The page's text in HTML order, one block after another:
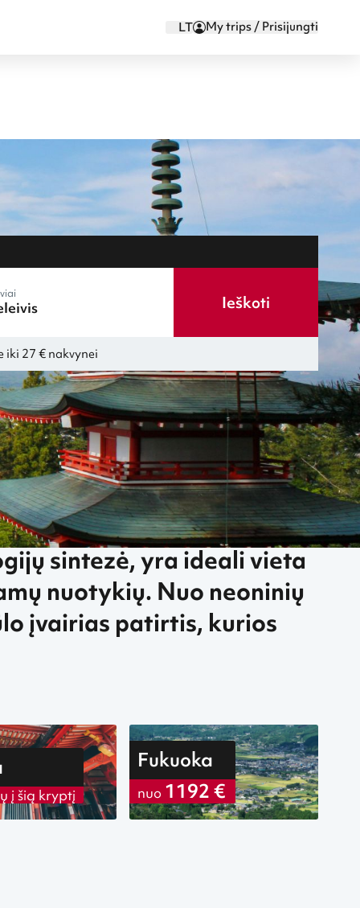
LT My trips / Prisijungti
Ieškoti
iki 27 € nakvynei
sintezė, yra ideali vieta
nuotykių. Nuo neoninių
įvairias patirtis, kurios
į šią kryptį
Fukuoka
nuo 1192 €